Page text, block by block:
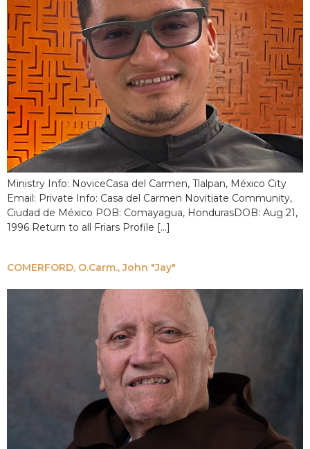
Ministry Info: NoviceCasa del Carmen, Tlalpan, México City
Email: Private Info: Casa del Carmen Novitiate Community,
Ciudad de México POB: Comayagua, HondurasDOB: Aug 21,
1996 Return to all Friars Profile […]
COMERFORD, O.Carm., John "Jay"